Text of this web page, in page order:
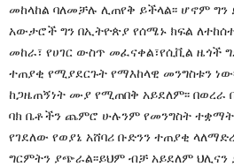
መከላከል ባለመቻሉ ሊጠየቅ ይችላል፡፡ ሆኖም
አውታሮች ግን በኢትዮጵያ የሰሜኑ ክፍል
መከራ፣ የሀገር ውስጥ መፈናቀል፣የሲቪል ዜጎች
ተጠያቂ የሚያደርጉት የማእከላዊ መንግስቱን
ከጋዜጠኝነት ሙያ የሚጠበቅ አይደለም፡፡ በወረራ
ባክ ቤቶችን ጨምሮ ሁሉንም የመንግስት ተቋማት
የገደለው የወያኔ አሸባሪ ቡድንን ተጠያቂ
ግርምትን ያጭራል፡፡ይህም ብቻ አይደለም ህሊናን